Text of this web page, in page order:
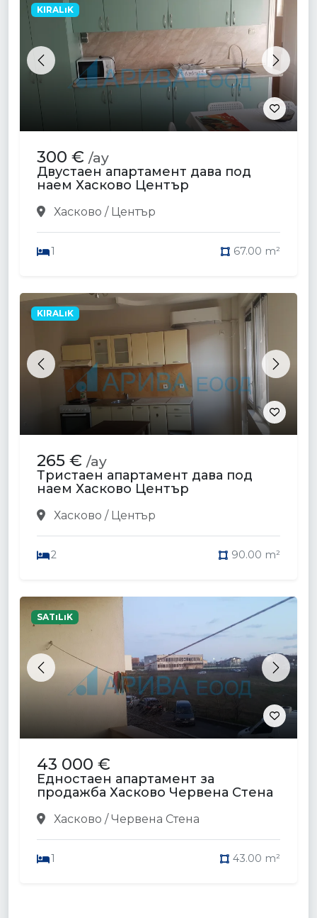
Previous Next
KIRALıK
300 € /ay
Двустаен апартамент дава под
наем Хасково Център
Хасково / Център
1 67.00 m²
Previous Next
KIRALıK
265 € /ay
Тристаен апартамент дава под
наем Хасково Център
Хасково / Център
2 90.00 m²
Previous Next
SATıLıK
43 000 €
Едностаен апартамент за
продажба Хасково Червена Стена
Хасково / Червена Стена
1 43.00 m²